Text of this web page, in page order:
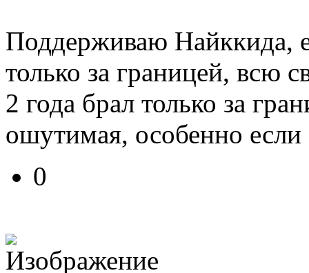
Поддерживаю Найккида,
только за границей, всю
2 года брал только за
ошутимая, особенно
0